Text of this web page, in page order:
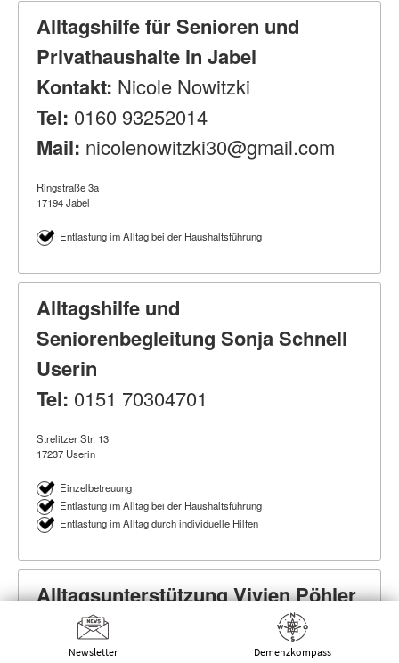
Alltagshilfe für Senioren und
Privathaushalte in Jabel
Kontakt: Nicole Nowitzki
Tel: 0160 93252014
Mail: nicolenowitzki30@gmail.com
Ringstraße 3a
17194 Jabel
Entlastung im Alltag bei der Haushaltsführung
Alltagshilfe und
Seniorenbegleitung Sonja Schnell
Userin
Tel: 0151 70304701
Strelitzer Str. 13
17237 Userin
Einzelbetreuung
Entlastung im Alltag bei der Haushaltsführung
Entlastung im Alltag durch individuelle Hilfen
Alltagsunterstützung Vivien Pöhler
0175-9978461
Mail:vivienpoehler@t-online.de
Newsletter Demenz­kompass